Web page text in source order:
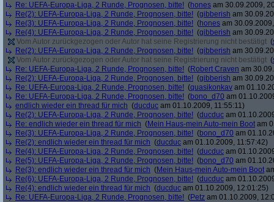
Re: UEFA-Europa-Liga, 2 Runde, Prognosen, bitte! (hones am 30.09.2009,
Re(2): UEFA-Europa-Liga, 2 Runde, Prognosen, bitte! (gibberish am
Re(3): UEFA-Europa-Liga, 2 Runde, Prognosen, bitte! (hones am
Re(4): UEFA-Europa-Liga, 2 Runde, Prognosen, bitte! (gibberish am
Vom Autor zurückgezogen oder Autor hat seine Registrierung nicht bestätigt (
Re(2): UEFA-Europa-Liga, 2 Runde, Prognosen, bitte! (gibberish am
Vom Autor zurückgezogen oder Autor hat seine Registrierung nicht bestätigt (
Re: UEFA-Europa-Liga, 2 Runde, Prognosen, bitte! (Robert Craven am
Re(2): UEFA-Europa-Liga, 2 Runde, Prognosen, bitte! (gibberish am
Re: UEFA-Europa-Liga, 2 Runde, Prognosen, bitte! (quasikonkav am
Re: UEFA-Europa-Liga, 2 Runde, Prognosen, bitte! (bono_d70 am
endlich wieder ein thread für mich (ducduc am 01.10.2009, 11:55:11)
Re(2): UEFA-Europa-Liga, 2 Runde, Prognosen, bitte! (ducduc am
Re: endlich wieder ein thread für mich (Mein Haus-mein Auto-mein Boot am
Re(3): UEFA-Europa-Liga, 2 Runde, Prognosen, bitte! (bono_d70 am
Re(2): endlich wieder ein thread für mich (ducduc am 01.10.2009, 11:57:42)
Re(4): UEFA-Europa-Liga, 2 Runde, Prognosen, bitte! (ducduc am
Re(5): UEFA-Europa-Liga, 2 Runde, Prognosen, bitte! (bono_d70 am
Re(3): endlich wieder ein thread für mich (Mein Haus-mein Auto-mein Boot
Re(6): UEFA-Europa-Liga, 2 Runde, Prognosen, bitte! (ducduc am
Re(4): endlich wieder ein thread für mich (ducduc am 01.10.2009, 12:01:25)
Re: UEFA-Europa-Liga, 2 Runde, Prognosen, bitte! (Petz am 01.10.2009,